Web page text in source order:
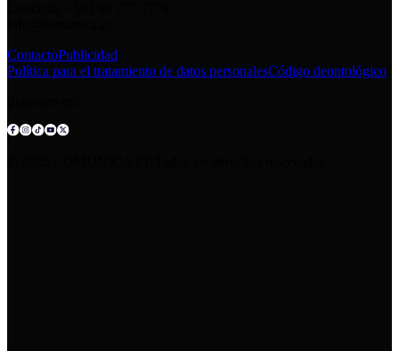
ContactoPublicidad
Política para el tratamiento de datos personalesCódigo deontológico